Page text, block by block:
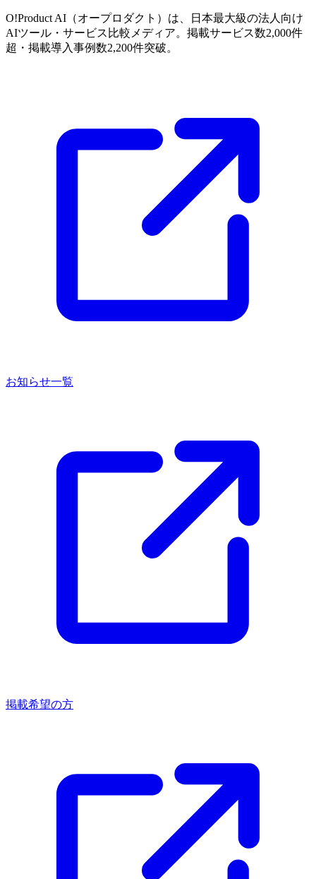
O!Product AI（オープロダクト）は、日本最大級の法人向け
AIツール・サービス比較メディア。掲載サービス数2,000件
超・掲載導入事例数2,200件突破。
お知らせ一覧
掲載希望の方